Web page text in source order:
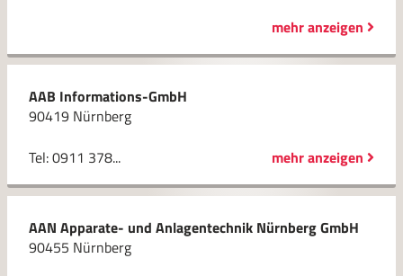
mehr anzeigen
AAB Informations-GmbH
90419 Nürnberg
Tel: 0911 378...
mehr anzeigen
AAN Apparate- und Anlagentechnik Nürnberg GmbH
90455 Nürnberg